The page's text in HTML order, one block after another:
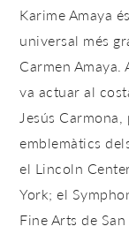
Karime Amaya
universal més
Carmen
va actuar al
Jesús
emblemàtics
el Lincoln
York; el
Fine Arts de